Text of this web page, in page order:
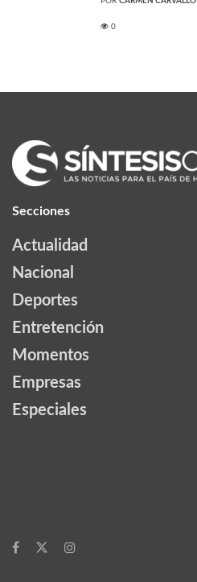
0
Secciones
Actualidad
Nacional
Deportes
Entretención
Momentos
Empresas
Especiales